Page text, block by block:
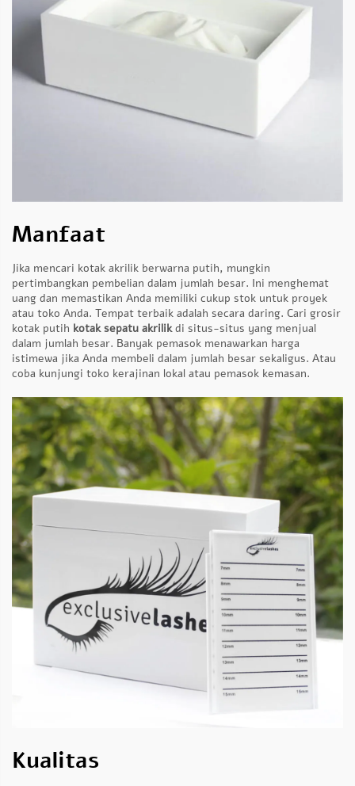
Manfaat
Jika mencari kotak akrilik berwarna putih, mungkin
pertimbangkan pembelian dalam jumlah besar. Ini menghemat
uang dan memastikan Anda memiliki cukup stok untuk proyek
atau toko Anda. Tempat terbaik adalah secara daring. Cari grosir
kotak putih kotak sepatu akrilikdi situs-situs yang menjual
dalam jumlah besar. Banyak pemasok menawarkan harga
istimewa jika Anda membeli dalam jumlah besar sekaligus. Atau
coba kunjungi toko kerajinan lokal atau pemasok kemasan.
Kualitas